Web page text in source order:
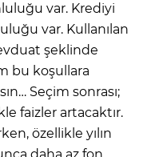
var. Krediyi
var. Kullanılan
şeklinde
bu koşullara
Seçim sonrası;
faizler artacaktır.
özellikle yılın